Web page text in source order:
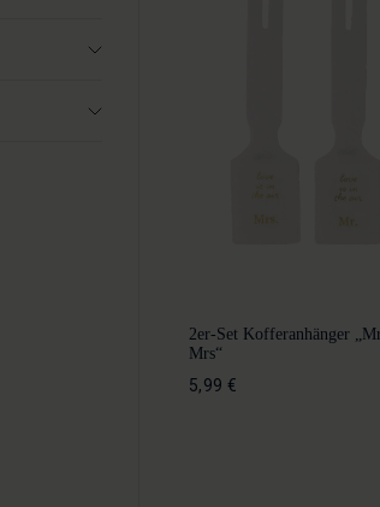
2er-Set Kofferanhänger
Mrs“
5,99 €